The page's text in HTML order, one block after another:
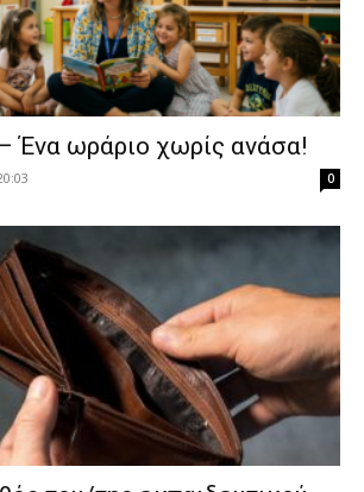
Ένα ωράριο χωρίς ανάσα!
0